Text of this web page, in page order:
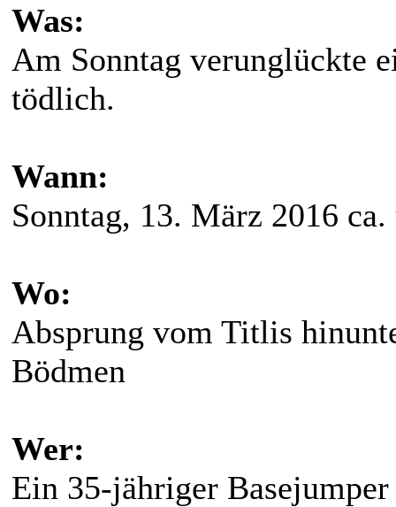
Was:
Am Sonntag verunglückte
tödlich.
Wann:
Sonntag, 13. März 2016
Wo:
Absprung vom Titlis
Bödmen
Wer:
Ein 35-jähriger Basejumper